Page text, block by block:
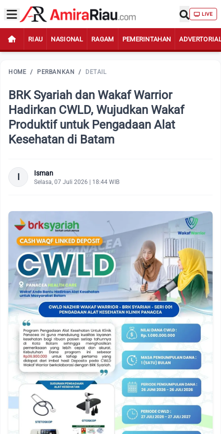
LIVE
RIAU NASIONAL RAGAM PEMERINTAHAN
HOME / PERBANKAN / DETAIL
BRK Syariah dan Wakaf Warrior
Hadirkan CWLD, Wujudkan Wakaf
Produktif untuk Pengadaan Alat
Kesehatan di Batam
I Isman
Selasa, 07 Juli 2026 | 18:44 WIB